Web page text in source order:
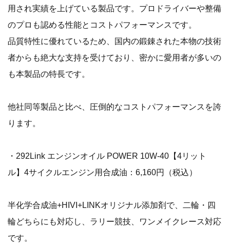
用され実績を上げている製品です。プロドライバーや整備
のプロも認める性能とコストパフォーマンスです。
品質特性に優れているため、国内の鍛錬された本物の技術
者からも絶大な支持を受けており、密かに愛用者が多いの
も本製品の特長です。
他社同等製品と比べ、圧倒的なコストパフォーマンスを誇
ります。
・292Link エンジンオイル POWER 10W-40【4リット
ル】4サイクルエンジン用合成油：6,160円（税込）
半化学合成油+HIVI+LINKオリジナル添加剤で、二輪・四
輪どちらにも対応し、ラリー競技、ワンメイクレース対応
です。